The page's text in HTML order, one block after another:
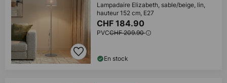
Lampadaire Elizabeth, sable/beige, lin,
hauteur 152 cm, E27
CHF 184.90
PVCCHF 209.90
En stock